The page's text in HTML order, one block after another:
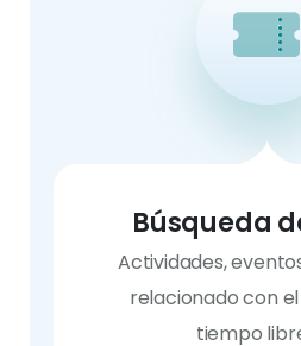
Búsqueda
Actividades,
relacionado con
tiempo